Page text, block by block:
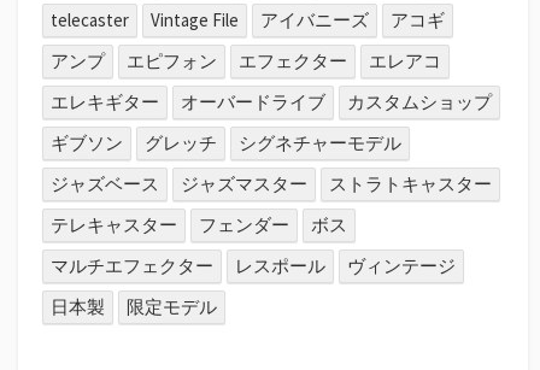
telecaster
Vintage File アイバニーズ
アコギ
アンプ
エピフォン エフェクター
エレアコ
エレキギター
オーバードライブ
カスタムショップ
ギブソン
グレッチ
シグネチャーモデル
ジャズベース
ジャズマスター
ストラトキャスター
テレキャスター
フェンダー
ボス
マルチエフェクター
レスポール
ヴィンテージ
日本製
限定モデル